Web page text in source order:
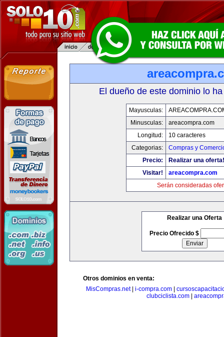
El dueño de este dominio lo
Mayusculas:
Minusculas:
areacompra.com
Longitud:
10 caracteres
Categorias:
Compras y
Precio:
Realizar una oferta!
Visitar!
areacompra.com
Serán consideradas
Realizar una Oferta
Precio Ofrecido $
Otros dominios en venta:
MisCompras.net| i-compra.com|
clubciclista.com|